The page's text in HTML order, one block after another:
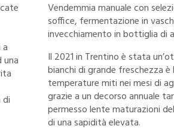
Vendemmia manuale con
soffice, fermentazione in
invecchiamento in bottiglia di
Il 2021 in Trentino è stata
bianchi di grande freschezza
temperature miti nei mesi di
grazie a un decorso annuale
permesso lente maturazioni
di una sapidità elevata.